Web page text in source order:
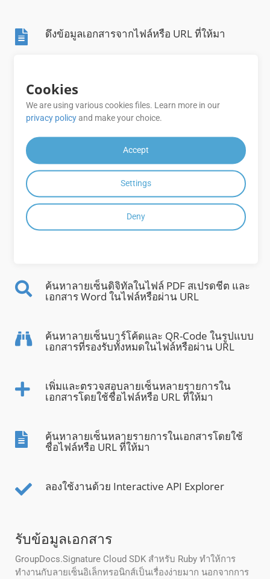
ดึงข้อมูลเอกสารจากไฟล์หรือ URL ที่ให้มา
ใช้ลายเซ็นกับเอกสารโดยใช้ชื่อไฟล์หรือที่ URL
ที่ระบุ
ใช้แปรงพื้นหลังและการจัดตำแหน่งข้อความกับ
ตรวจสอบข้อความและลายเซ็นดิจิทัลสำหรับ
เอกสาร PDF, Word และ Excel โดยใช้ไฟล์หรือ
ผ่าน URL
ตรวจสอบลายเซ็นบาร์โค้ดและ QR-Code
ค้นหาลายเซ็นดิจิทัลในไฟล์ PDF สเปรดชีต และ
เอกสาร Word ในไฟล์หรือผ่าน URL
ค้นหาลายเซ็นบาร์โค้ดและ QR-Code ในรูปแบบ
เอกสารที่รองรับทั้งหมดในไฟล์หรือผ่าน URL
เพิ่มและตรวจสอบลายเซ็นหลายรายการใน
เอกสารโดยใช้ชื่อไฟล์หรือ URL ที่ให้มา
ค้นหาลายเซ็นหลายรายการในเอกสารโดยใช้
ชื่อไฟล์หรือ URL ที่ให้มา
ลองใช้งานด้วย Interactive API Explorer
รับข้อมูลเอกสาร
GroupDocs.Signature Cloud SDK สำหรับ Ruby ทำให้การ
ทำงานกับลายเซ็นอิเล็กทรอนิกส์เป็นเรื่องง่ายมาก นอกจากการ
Cookies
We are using various cookies files. Learn more in our
privacy policyand make your choice.
Accept
Settings
Deny